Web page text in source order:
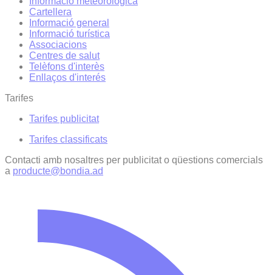
Cartellera
Informació general
Informació turística
Associacions
Centres de salut
Telèfons d'interès
Enllaços d'interés
Tarifes
Tarifes publicitat
Tarifes classificats
Contacti amb nosaltres per publicitat o qüestions comercials
a producte@bondia.ad